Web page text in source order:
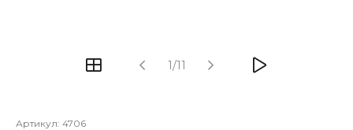
1/11
Артикул: 4706